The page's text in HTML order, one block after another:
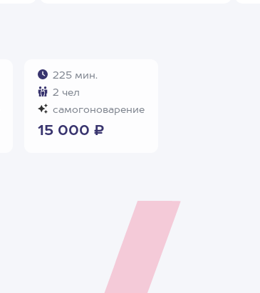
225 мин.
2 чел
самогоноварение
15 000 ₽